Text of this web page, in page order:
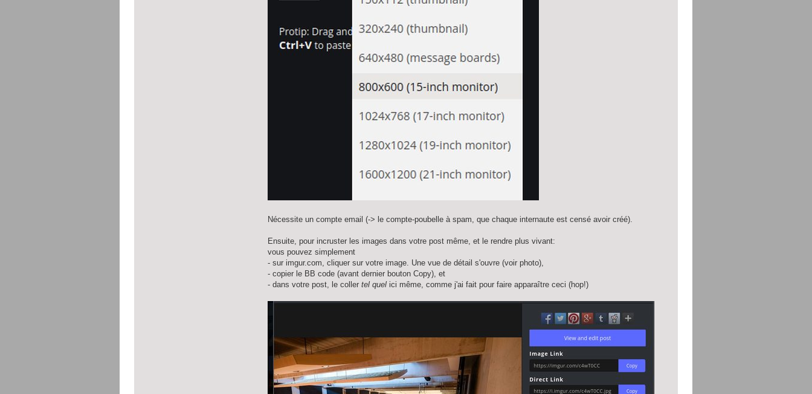
Nécessite un compte email (-> le compte-poubelle à spam, que chaque internaute est censé avoir créé).
Ensuite, pour incruster les images dans votre post même, et le rendre plus vivant:
vous pouvez simplement
- sur imgur.com, cliquer sur votre image. Une vue de détail s'ouvre (voir photo),
- copier le BB code (avant dernier bouton Copy), et
- dans votre post, le collertel quel ici même, comme j'ai fait pour faire apparaître ceci (hop!)